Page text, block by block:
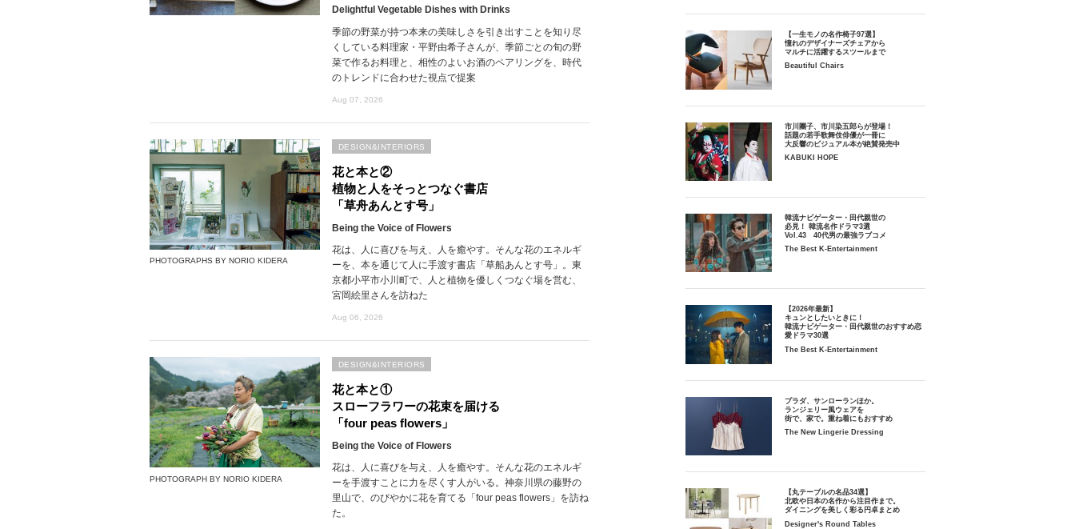
Delightful Vegetable Dishes with Drinks
季節の野菜が持つ本来の美味しさを引き出すことを知り尽
くしている料理家・平野由希子さんが、季節ごとの旬の野
菜で作るお料理と、相性のよいお酒のペアリングを、時代
のトレンドに合わせた視点で提案
Aug 07, 2026
PHOTOGRAPHS BY NORIO KIDERA
花と本と②
植物と人をそっとつなぐ書店
「草舟あんとす号」
Being the Voice of Flowers
花は、人に喜びを与え、人を癒やす。そんな花のエネルギ
ーを、本を通じて人に手渡す書店「草船あんとす号」。東
京都小平市小川町で、人と植物を優しくつなぐ場を営む、
宮岡絵里さんを訪ねた
Aug 06, 2026
DESIGN&INTERIORS
PHOTOGRAPH BY NORIO KIDERA
花と本と①
スローフラワーの花束を届ける
「four peas flowers」
Being the Voice of Flowers
花は、人に喜びを与え、人を癒やす。そんな花のエネルギ
ーを手渡すことに力を尽くす人がいる。神奈川県の藤野の
里山で、のびやかに花を育てる「four peas flowers」を訪ね
た。
DESIGN&INTERIORS
【一生モノの名作椅子97選】
憧れのデザイナーズチェアから
マルチに活躍するスツールまで
Beautiful Chairs
市川團子、市川染五郎らが登場！
話題の若手歌舞伎俳優が一冊に
大反響のビジュアル本が絶賛発売中
KABUKI HOPE
韓流ナビゲーター・田代親世の
必見！ 韓流名作ドラマ3選
Vol.43 40代男の最強ラブコメ
The Best K-Entertainment
【2026年最新】
キュンとしたいときに！
韓流ナビゲーター・田代親世のおすすめ恋
愛ドラマ30選
The Best K-Entertainment
プラダ、サンローランほか。
ランジェリー風ウェアを
街で、家で。重ね着にもおすすめ
The New Lingerie Dressing
【丸テーブルの名品34選】
北欧や日本の名作から注目作まで。
ダイニングを美しく彩る円卓まとめ
Designer's Round Tables